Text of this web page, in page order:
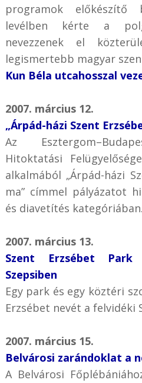
programok előkészítő
levélben kérte a
nevezzenek el
legismertebb magyar
Kun Béla utcahosszal
2007. március 12.
„Árpád-házi Szent
Az
Hitoktatási
alkalmából „Árpád-házi
ma” címmel pályázatot
és diavetítés kategóriában.
2007. március 13.
Szent Erzsébet
Szepsiben
Egy park és egy köztéri
Erzsébet nevét a felvidéki
2007. március 15.
Belvárosi zarándoklat a
A Belvárosi